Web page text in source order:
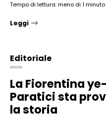
Tempo di lettura: meno di 1 minuto
Leggi
Editoriale
La Fiorentina
Paratici sta
la storia